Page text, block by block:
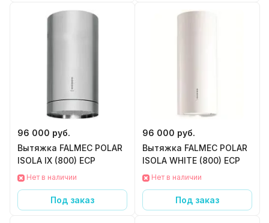
96 000 руб.
Вытяжка FALMEC POLAR
ISOLA IX (800) ECP
Нет в наличии
Под заказ
96 000 руб.
Вытяжка FALMEC POLAR
ISOLA WHITE (800) ECP
Нет в наличии
Под заказ